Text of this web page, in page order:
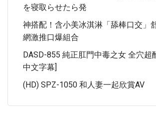
を寝取らせたら発
神搭配！含小美冰淇淋「舔棒口交」
網激推口爆組合
DASD-855 純正肛門中毒之女 全穴超
中文字幕]
(HD) SPZ-1050 和人妻一起欣賞AV